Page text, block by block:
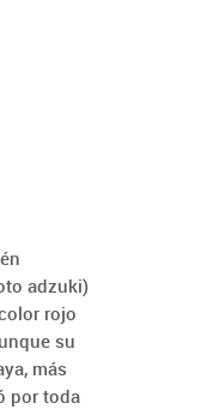
adzuki)
rojo
su
más
por toda